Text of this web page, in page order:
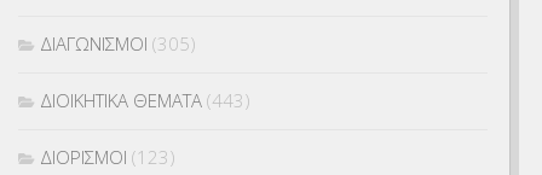
ΔΙΑΓΩΝΙΣΜΟΙ (305)
ΔΙΟΙΚΗΤΙΚΑ ΘΕΜΑΤΑ (443)
ΔΙΟΡΙΣΜΟΙ (123)